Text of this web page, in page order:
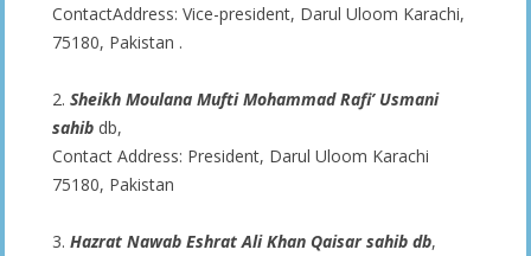
ContactAddress: Vice-president, Darul Uloom Karachi,
75180, Pakistan .
2. Sheikh Moulana Mufti Mohammad Rafi’ Usmani
sahib db,
Contact Address: President, Darul Uloom Karachi
75180, Pakistan
3. Hazrat Nawab Eshrat Ali Khan Qaisar sahib db,